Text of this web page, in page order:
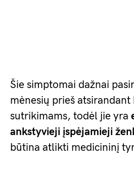
Šie simptomai dažnai
mėnesių prieš atsirandant
sutrikimams, todėl jie yra
ankstyvieji įspėjamieji
būtina atlikti medicininį